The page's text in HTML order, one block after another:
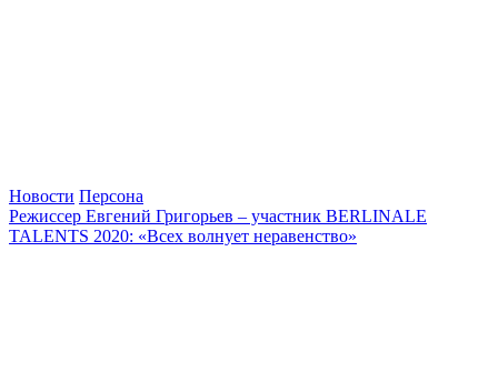
Новости Персона
Режиссер Евгений Григорьев – участник BERLINALE
TALENTS 2020: «Всех волнует неравенство»